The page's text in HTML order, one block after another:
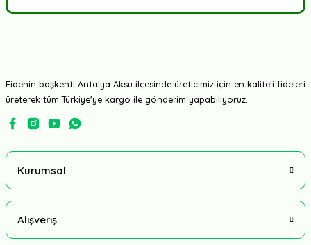
Fidenin başkenti Antalya Aksu ilçesinde üreticimiz için en kaliteli fideleri
üreterek tüm Türkiye'ye kargo ile gönderim yapabiliyoruz.
Kurumsal
Alışveriş